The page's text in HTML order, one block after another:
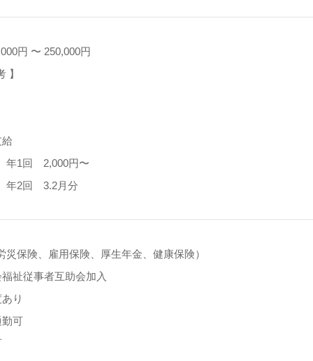
円 〜 250,000円
】
1回 2,000円〜
2回 3.2月分
災保険、雇用保険、厚生年金、健康保険）
祉従事者互助会加入
り
可